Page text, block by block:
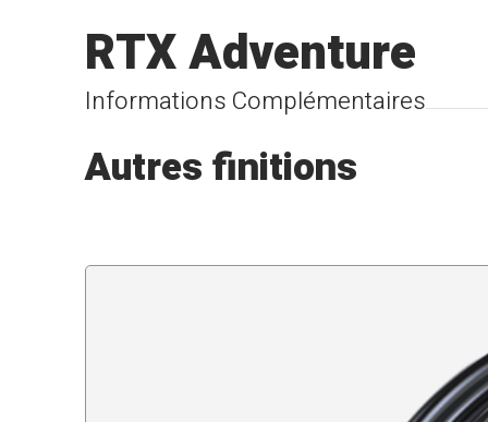
Informations Complémentaires
RTX Adventure
Autres finitions